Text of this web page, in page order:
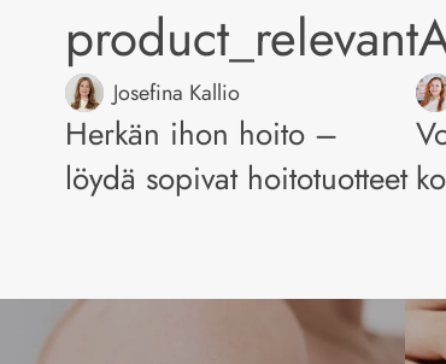
Josefina Kallio
Herkän ihon hoito –
löydä sopivat hoitotuotteet